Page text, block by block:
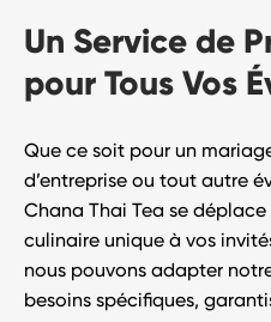
Un Service de
pour Tous Vos
Que ce soit pour un
d’entreprise ou tout autre
Chana Thai Tea se déplace
culinaire unique à vos
nous pouvons adapter
besoins spécifiques,